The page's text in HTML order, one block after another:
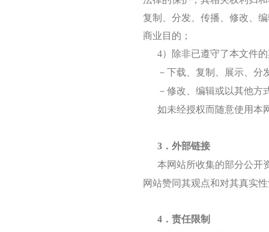
复制、分发、传播、修改、
商业目的；
4）除非已遵守了本文件
－下载、复制、展示、分
－修改、编辑或以其他方
如未经授权而随意使用本
3．外部链接
本网站所收集的部分公开
网站赞同其观点和对其真实
4．责任限制